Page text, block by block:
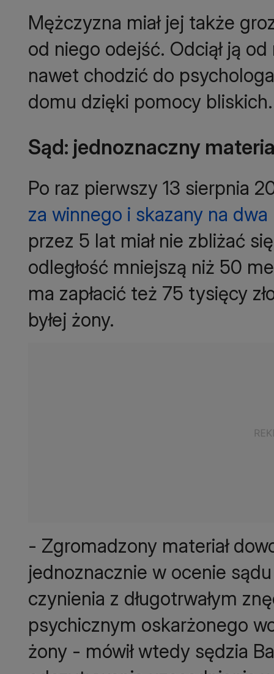
Mężczyzna miał jej także
od niego odejść. Odciął ją od
nawet chodzić do
domu dzięki pomocy bliskich.
Sąd: jednoznaczny
Po raz pierwszy 13 sierpnia
za winnego i skazany na
przez 5 lat miał nie zbliżać
odległość mniejszą niż 50
ma zapłacić też 75 tysięcy
byłej żony.
- Zgromadzony materiał
jednoznacznie w ocenie
czynienia z długotrwałym
psychicznym oskarżonego
żony - mówił wtedy sędzia